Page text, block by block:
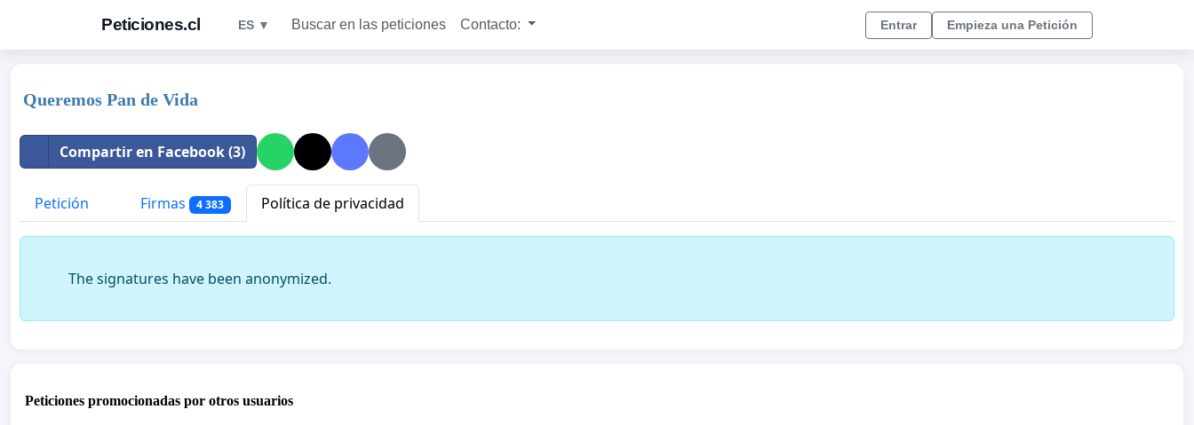
Peticiones.cl ES ▼ Buscar en las peticiones Contacto: Entrar Empieza una Petición
Queremos Pan de Vida
Compartir en Facebook (3)
Petición Firmas 4 383 Política de privacidad
The signatures have been anonymized.
Peticiones promocionadas por otros usuarios